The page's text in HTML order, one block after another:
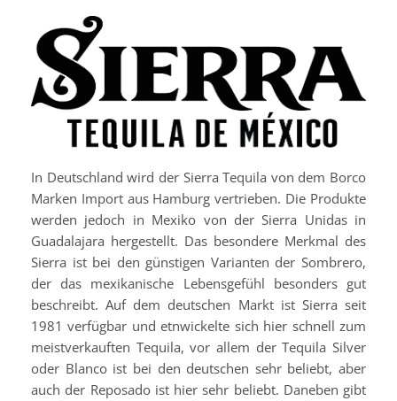
In Deutschland wird der Sierra Tequila von dem Borco
Marken Import aus Hamburg vertrieben. Die Produkte
werden jedoch in Mexiko von der Sierra Unidas in
Guadalajara hergestellt. Das besondere Merkmal des
Sierra ist bei den günstigen Varianten der Sombrero,
der das mexikanische Lebensgefühl besonders gut
beschreibt. Auf dem deutschen Markt ist Sierra seit
1981 verfügbar und etnwickelte sich hier schnell zum
meistverkauften Tequila, vor allem der Tequila Silver
oder Blanco ist bei den deutschen sehr beliebt, aber
auch der Reposado ist hier sehr beliebt. Daneben gibt